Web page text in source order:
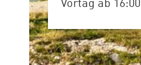
Vortag ab 16:00